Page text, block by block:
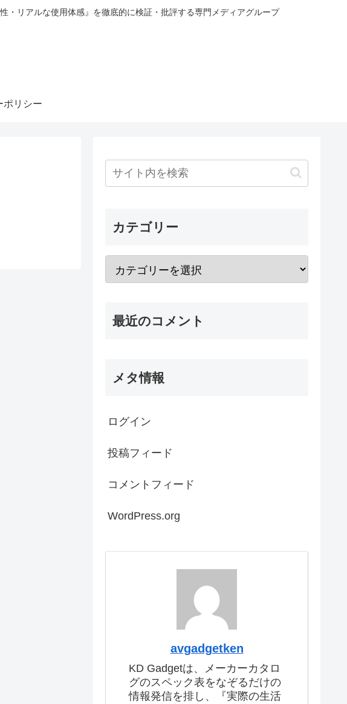
・リアルな使用体感』を徹底的に検証・批評する専門メディアグループ
ポリシー
カテゴリー
最近のコメント
メタ情報
ログイン
投稿フィード
コメントフィード
WordPress.org
avgadgetken
KD Gadgetは、メーカーカタロ
グのスペック表をなぞるだけの
情報発信を排し、『実際の生活